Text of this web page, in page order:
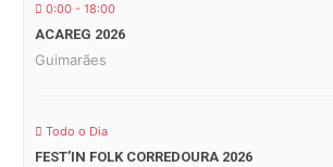
0:00 - 18:00
ACAREG 2026
Guimarães
Todo o Dia
FEST’IN FOLK CORREDOURA 2026